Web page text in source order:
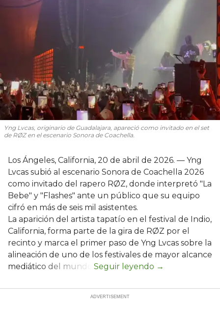
Yng Lvcas, originario de Guadalajara, apareció como invitado en el set
de RØZ en el escenario Sonora de Coachella.
Los Ángeles, California, 20 de abril de 2026. — Yng
Lvcas subió al escenario Sonora de Coachella 2026
como invitado del rapero RØZ, donde interpretó "La
Bebe" y "Flashes" ante un público que su equipo
cifró en más de seis mil asistentes.
La aparición del artista tapatío en el festival de Indio,
California, forma parte de la gira de RØZ por el
recinto y marca el primer paso de Yng Lvcas sobre la
alineación de uno de los festivales de mayor alcance
mediático del mundo.